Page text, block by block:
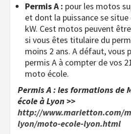
Permis A : pour les motos
et dont la puissance se
kW. Cest motos peuvent
si vous êtes titulaire du
moins 2 ans. A défaut, vous
permis A à compter de vos
moto école.
Permis A : les formations de
école à Lyon >>
http://www.marietton.com/
lyon/moto-ecole-lyon.html